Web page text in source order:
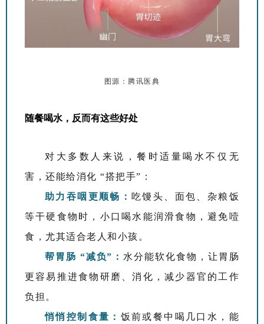
图源：腾讯医典
随餐喝水，反而有这些好处
对大多数人来说，餐时适量喝水不仅无
害，还能给消化 “搭把手”：
助力吞咽更顺畅 ： 吃馒头、面包、杂粮饭
等干硬食物时，小口喝水能润滑食物，避免噎
食，尤其适合老人和小孩。
帮胃肠 “减负”： 水分能软化食物，让胃肠
更容易推进食物研磨、消化，减少器官的工作
负担。
悄悄控制食量： 饭前或餐中喝几口水，能